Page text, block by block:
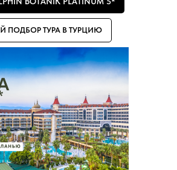
ПОДБОР ТУРА В ТУРЦИЮ